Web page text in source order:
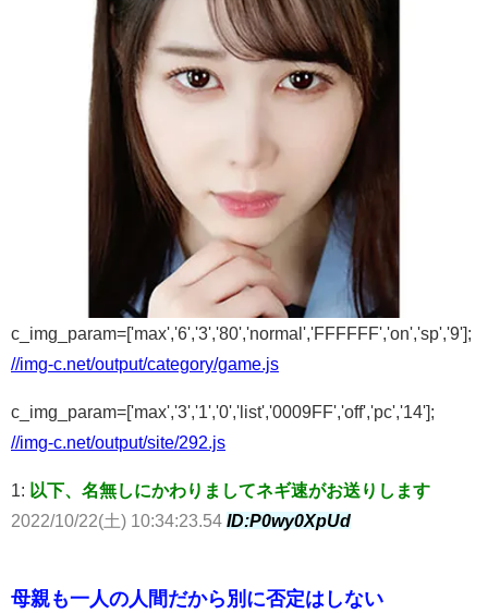
c_img_param=['max','6','3','80','normal','FFFFFF','on','sp','9'];
//img-c.net/output/category/game.js
c_img_param=['max','3','1','0','list','0009FF','off','pc','14'];
//img-c.net/output/site/292.js
1: 以下、名無しにかわりましてネギ速がお送りします
2022/10/22(土) 10:34:23.54 ID:P0wy0XpUd
母親も一人の人間だから別に否定はしない